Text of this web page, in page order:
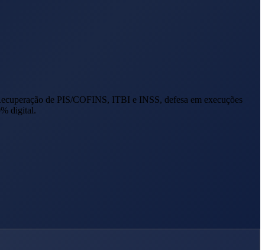
de PIS/COFINS, ITBI e INSS, defesa em execuções
digital.